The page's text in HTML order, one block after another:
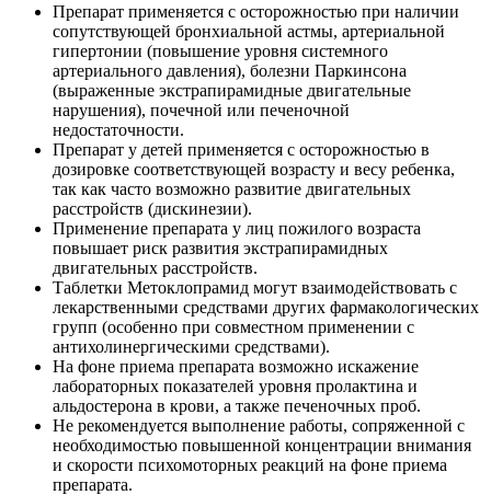
Препарат применяется с осторожностью при наличии
сопутствующей бронхиальной астмы, артериальной
гипертонии (повышение уровня системного
артериального давления), болезни Паркинсона
(выраженные экстрапирамидные двигательные
нарушения), почечной или печеночной
недостаточности.
Препарат у детей применяется с осторожностью в
дозировке соответствующей возрасту и весу ребенка,
так как часто возможно развитие двигательных
расстройств (дискинезии).
Применение препарата у лиц пожилого возраста
повышает риск развития экстрапирамидных
двигательных расстройств.
Таблетки Метоклопрамид могут взаимодействовать с
лекарственными средствами других фармакологических
групп (особенно при совместном применении с
антихолинергическими средствами).
На фоне приема препарата возможно искажение
лабораторных показателей уровня пролактина и
альдостерона в крови, а также печеночных проб.
Не рекомендуется выполнение работы, сопряженной с
необходимостью повышенной концентрации внимания
и скорости психомоторных реакций на фоне приема
препарата.